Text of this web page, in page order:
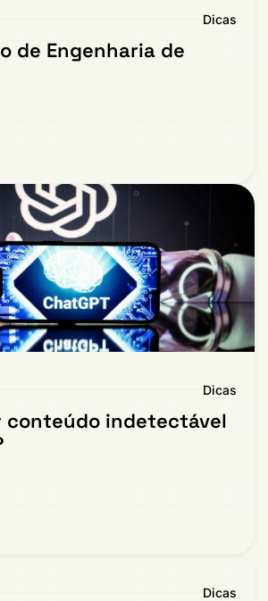
Dicas
de Engenharia de
Dicas
conteúdo indetectável
Dicas